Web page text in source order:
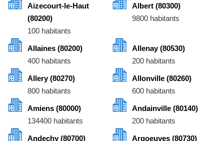
Aizecourt-le-Haut
(80200)
100 habitants
Albert (80300)
9800 habitants
Allaines (80200)
400 habitants
Allenay (80530)
200 habitants
Allery (80270)
800 habitants
Allonville (80260)
600 habitants
Amiens (80000)
134400 habitants
Andainville (80140)
200 habitants
Andechy (80700) Argoeuves (80730)